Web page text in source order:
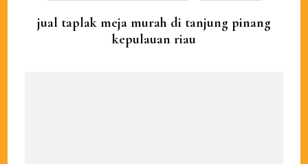
jual taplak meja murah di tanjung pinang
kepulauan riau